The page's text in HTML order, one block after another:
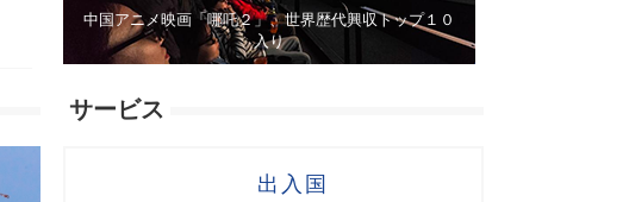
中国アニメ映画「哪吒２」、世界歴代興収トップ１０
入り
サービス
出入国